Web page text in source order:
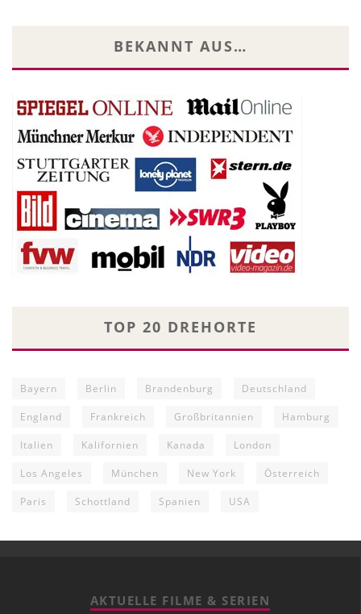
BEKANNT AUS…
TOP 20 DREHORTE
Bayern Berlin Brandenburg Deutschland
England Frankreich Großbritannien Hamburg
Italien Kalifornien Kanada London
Los Angeles München New York Österreich
Paris Schottland Spanien USA
AKTUELLE FILME & SERIEN